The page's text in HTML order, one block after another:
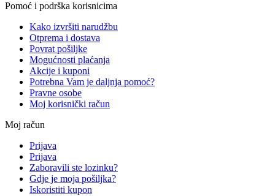
Pomoć i podrška korisnicima
Kako izvršiti narudžbu
Otprema i dostava
Povrat pošiljke
Mogućnosti plaćanja
Akcije i kuponi
Potrebna Vam je daljnja pomoć?
Pravne osobe
Moj korisnički račun
Moj račun
Prijava
Prijava
Zaboravili ste lozinku?
Gdje je moja pošiljka?
Iskoristiti kupon